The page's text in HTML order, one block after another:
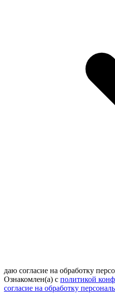
даю согласие на обработку
Ознакомлен(а) с политикой
согласие на обработку